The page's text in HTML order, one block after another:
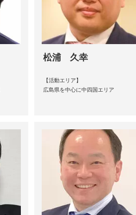
松浦 久幸
【活動エリア】
広島県を中心に中四国エリア